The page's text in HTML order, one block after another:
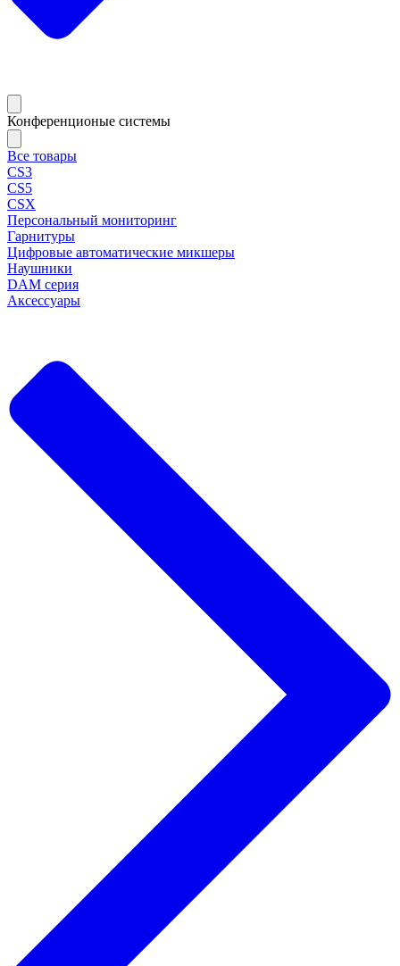
Конференционые системы
Все товары
CS3
CS5
CSX
Персональный мониторинг
Гарнитуры
Цифровые автоматические микшеры
Наушники
DAM серия
Аксессуары